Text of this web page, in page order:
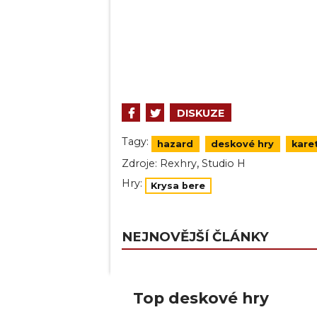
DISKUZE
Tagy: hazard deskové hry
Zdroje: Rexhry, Studio H
Hry:
Krysa bere
NEJNOVĚJŠÍ ČLÁNKY
Top deskové hry